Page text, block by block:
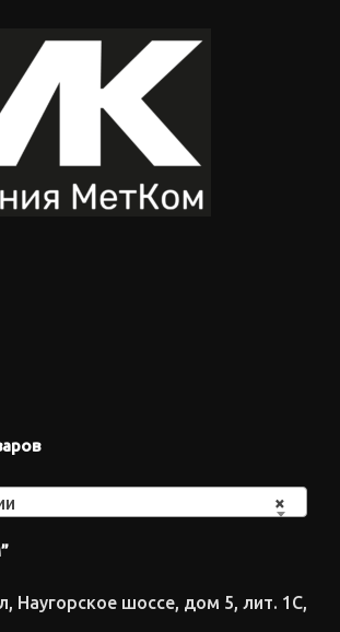
×
Наугорское шоссе, дом 5, лит. 1С,